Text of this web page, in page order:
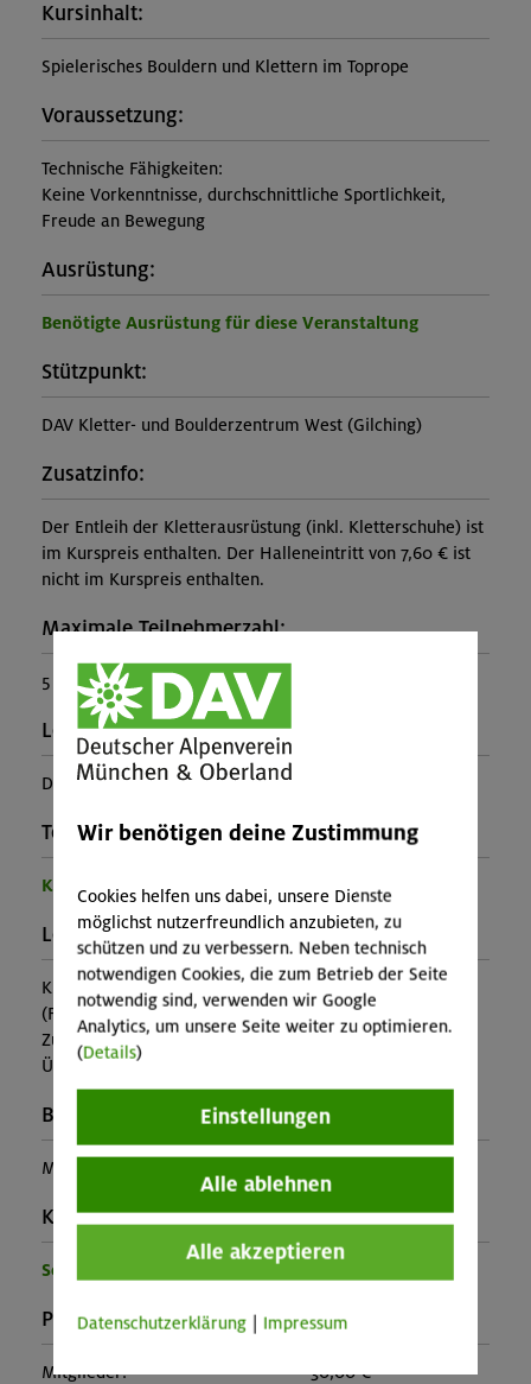
Kursinhalt:
Spielerisches Bouldern und Klettern im Toprope
Voraussetzung:
Technische Fähigkeiten:
Keine Vorkenntnisse, durchschnittliche Sportlichkeit,
Freude an Bewegung
Ausrüstung:
Benötigte Ausrüstung für diese Veranstaltung
Stützpunkt:
DAV Kletter- und Boulderzentrum West (Gilching)
Zusatzinfo:
Der Entleih der Kletterausrüstung (inkl. Kletterschuhe) ist
im Kurspreis enthalten. Der Halleneintritt von 7,60 € ist
nicht im Kurspreis enthalten.
Maximale Teilnehmerzahl:
5
Leiter*in:
DAV Veranstaltungsleiter
Teilprogramm:
Kinder- und Jugendprogramm
Leistung:
Kursleitung, Ausrüstung
(Falls nicht in den Leistungen inbegriffen, fallen
Zusatzkosten für z.B. An- und Abreise, Verpflegung,
Übernachtung oder Skipass an.)
Buchungscode:
MUC-25-0986
Kontakt Veranstalter:
Sektion München
Preise:
Mitglieder:
30,00 €
Wir benötigen deine Zustimmung
Cookies helfen uns dabei, unsere Dienste
möglichst nutzerfreundlich anzubieten, zu
schützen und zu verbessern. Neben technisch
notwendigen Cookies, die zum Betrieb der Seite
notwendig sind, verwenden wir Google
Analytics, um unsere Seite weiter zu optimieren.
(Details)
Einstellungen
Alle ablehnen
Alle akzeptieren
Datenschutzerklärung Impressum